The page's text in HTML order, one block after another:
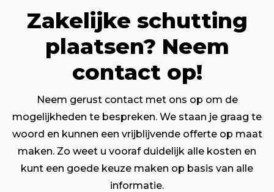
Zakelijke schutting
plaatsen? Neem
contact op!
Neem gerust contact met ons op om de
mogelijkheden te bespreken. We staan je graag te
woord en kunnen een vrijblijvende offerte op maat
maken. Zo weet u vooraf duidelijk alle kosten en
kunt een goede keuze maken op basis van alle
informatie.